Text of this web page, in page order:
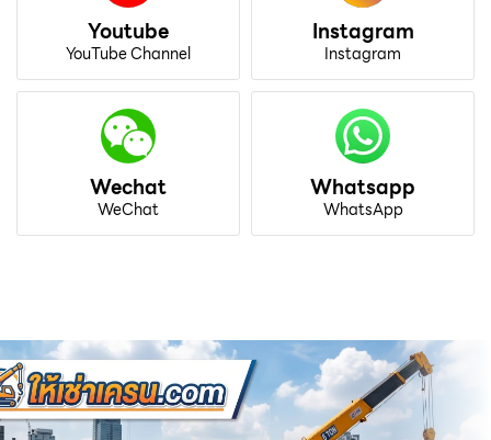
Youtube
YouTube Channel
Instagram
Instagram
Wechat
WeChat
Whatsapp
WhatsApp